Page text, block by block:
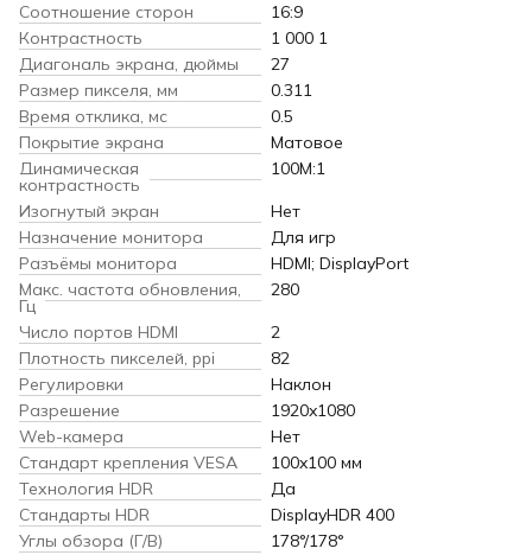
Соотношение сторон
16:9
Контрастность
1 000 1
Диагональ экрана, дюймы
27
Размер пикселя, мм
0.311
Время отклика, мс
0.5
Покрытие экрана
Матовое
Динамическая
контрастность
100М:1
Изогнутый экран
Нет
Назначение монитора
Для игр
Разъёмы монитора
HDMI; DisplayPort
Макс. частота обновления,
Гц
280
Число портов HDMI
2
Плотность пикселей, ppi
82
Регулировки
Наклон
Разрешение
1920x1080
Web-камера
Нет
Стандарт крепления VESA
100x100 мм
Технология HDR
Да
Cтандарты HDR
DisplayHDR 400
Углы обзора (Г/В)
178°/178°